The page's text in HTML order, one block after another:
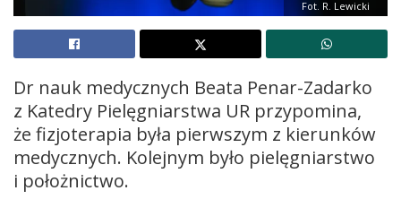
Fot. R. Lewicki
Dr nauk medycznych Beata Penar-Zadarko
z Katedry Pielęgniarstwa UR przypomina,
że fizjoterapia była pierwszym z kierunków
medycznych. Kolejnym było pielęgniarstwo
i położnictwo.